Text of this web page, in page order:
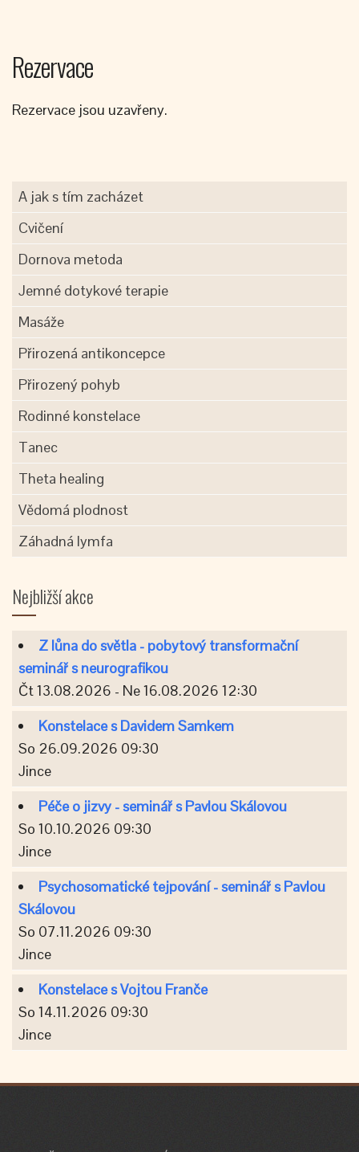
Rezervace
Rezervace jsou uzavřeny.
A jak s tím zacházet
Cvičení
Dornova metoda
Jemné dotykové terapie
Masáže
Přirozená antikoncepce
Přirozený pohyb
Rodinné konstelace
Tanec
Theta healing
Vědomá plodnost
Záhadná lymfa
Nejbližší akce
Z lůna do světla - pobytový transformační
seminář s neurografikou
Čt 13.08.2026 - Ne 16.08.2026 12:30
Konstelace s Davidem Samkem
So 26.09.2026 09:30
Jince
Péče o jizvy - seminář s Pavlou Skálovou
So 10.10.2026 09:30
Jince
Psychosomatické tejpování - seminář s Pavlou
Skálovou
So 07.11.2026 09:30
Jince
Konstelace s Vojtou Franče
So 14.11.2026 09:30
Jince